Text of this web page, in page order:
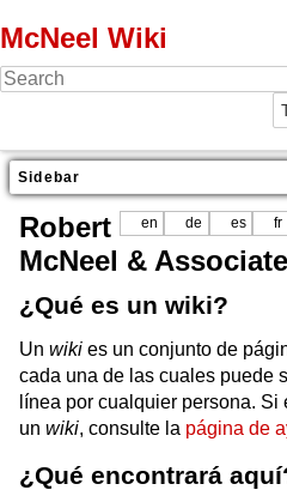
McNeel Wiki
Sidebar
en de es fr
Robert
McNeel &
¿Qué es un wiki?
Un wiki es un conjunto de
cada una de las cuales puede
línea por cualquier persona.
un wiki, consulte la página de
¿Qué encontrará